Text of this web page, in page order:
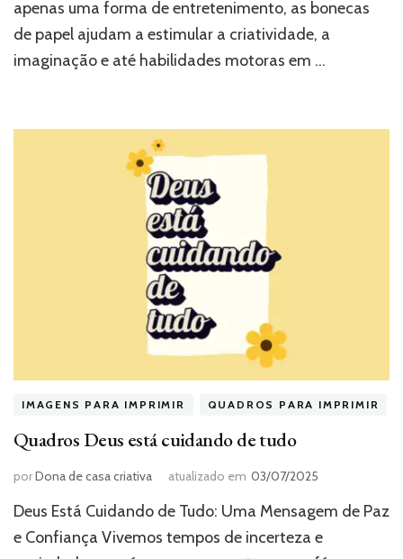
apenas uma forma de entretenimento, as bonecas
de papel ajudam a estimular a criatividade, a
imaginação e até habilidades motoras em …
IMAGENS PARA IMPRIMIR QUADROS PARA IMPRIMIR
Quadros Deus está cuidando de tudo
porDona de casa criativa atualizado em 03/07/2025
Deus Está Cuidando de Tudo: Uma Mensagem de Paz
e Confiança Vivemos tempos de incerteza e